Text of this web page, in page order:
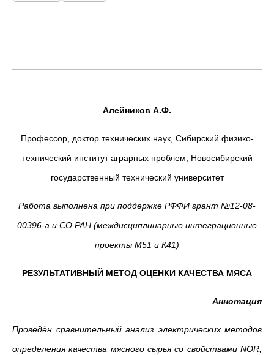
Алейников А.Ф.
Профессор, доктор технических наук, Сибирский физико-
технический институт аграрных проблем, Новосибирский
государственный технический университет
Работа выполнена при поддержке РФФИ грант №12-08-
00396-а и СО РАН (междисциплинарные интеграционные
проекты М51 и К41)
РЕЗУЛЬТАТИВНЫЙ МЕТОД ОЦЕНКИ КАЧЕСТВА МЯСА
Аннотация
Проведён сравнительный анализ электрических методов
определения качества мясного сырья со свойствами NOR